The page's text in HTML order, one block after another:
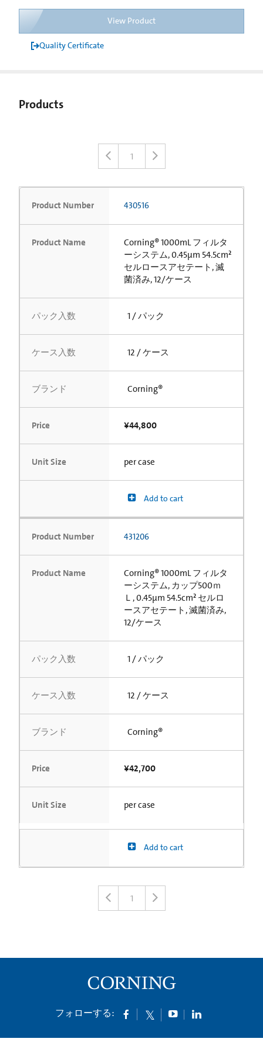
View Product
Quality Certificate
Products
1
Product Number 430516
Product Name
Corning® 1000mL フィルタ
ーシステム, 0.45µm 54.5cm²
セルロースアセテート, 滅
菌済み, 12/ケース
パック入数 1 / パック
ケース入数 12 / ケース
ブランド Corning®
Price ¥44,800
Unit Size per case
Add to cart
Product Number 431206
Product Name
Corning® 1000mL フィルタ
ーシステム, カップ500ｍ
Ｌ, 0.45µm 54.5cm² セルロ
ースアセテート, 滅菌済み,
12/ケース
パック入数 1 / パック
ケース入数 12 / ケース
ブランド Corning®
Price ¥42,700
Unit Size per case
Add to cart
1
フォローする: